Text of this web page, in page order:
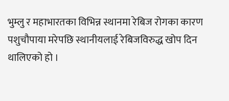
भुम्लु र महाभारतका विभिन्न स्थानमा रेबिज रोगका कारण
पशुचौपाया मरेपछि स्थानीयलाई रेबिजविरुद्ध खोप दिन
थालिएको हो ।